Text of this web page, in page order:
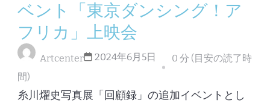
ベント「東京ダンシング！ア
フリカ」上映会
Artcenter 2024年6月5日
0 分 (目安の読了時
間)
糸川燿史写真展「回顧録」の追加イベントとし